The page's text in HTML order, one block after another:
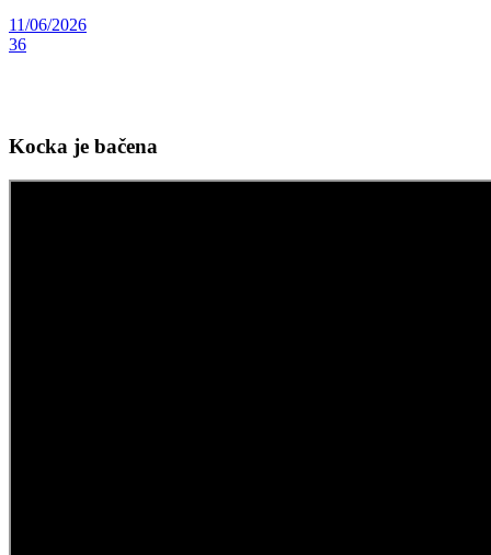
11/06/2026
36
Kocka je bačena